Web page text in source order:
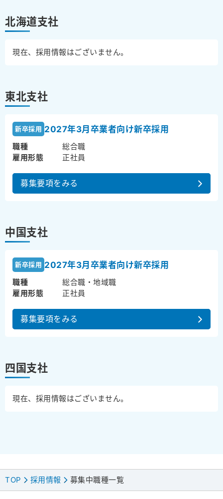
北海道支社
現在、採用情報はございません。
東北支社
新卒採用 2027年3月卒業者向け新卒採用
職種
総合職
雇用形態
正社員
募集要項をみる
中国支社
新卒採用 2027年3月卒業者向け新卒採用
職種
総合職・地域職
雇用形態
正社員
募集要項をみる
四国支社
現在、採用情報はございません。
TOP > 採用情報 > 募集中職種一覧